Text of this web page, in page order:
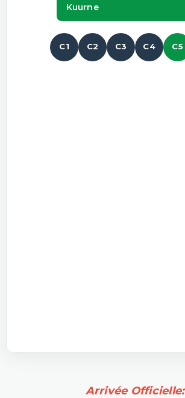
Kuurne
C1 C2 C3 C4 C5
Arrivée Officielle: